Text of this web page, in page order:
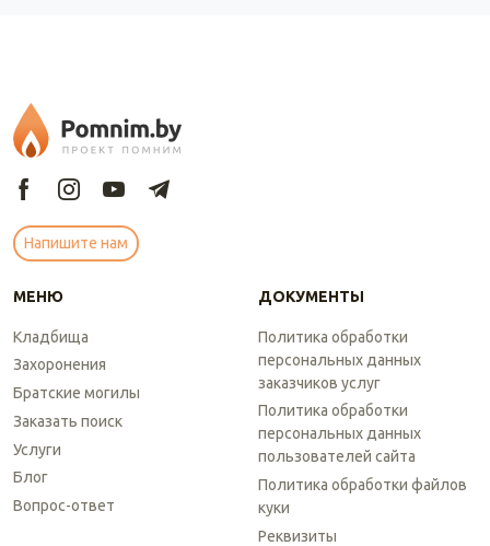
Напишите нам
МЕНЮ
Кладбища
Захоронения
Братские могилы
Заказать поиск
Услуги
Блог
Вопрос-ответ
ДОКУМЕНТЫ
Политика обработки
персональных данных
заказчиков услуг
Политика обработки
персональных данных
пользователей сайта
Политика обработки файлов
куки
Реквизиты